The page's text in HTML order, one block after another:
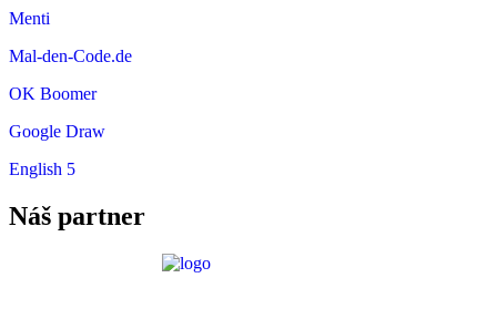
Menti
Mal-den-Code.de
OK Boomer
Google Draw
English 5
Náš partner